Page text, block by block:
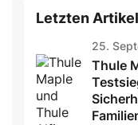
Letzten Artikel
25.
Thule